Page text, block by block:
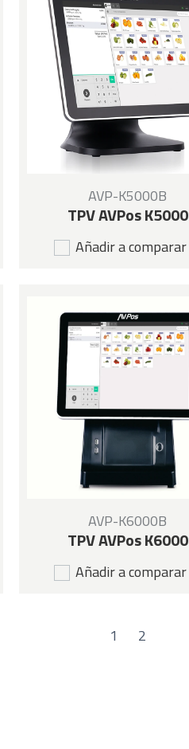
AVP-K5000B
TPV AVPos K5000
Añadir a comparar
AVP-K6000B
TPV AVPos K6000
Añadir a comparar
1 2